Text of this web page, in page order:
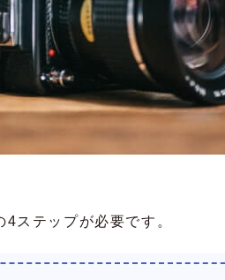
ステップが必要です。